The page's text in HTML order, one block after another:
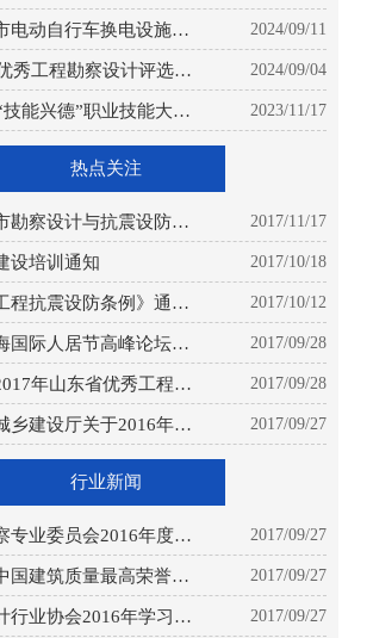
电动自行车换电设施建
2024/09/11
秀工程勘察设计评选获
2024/09/04
能兴德”职业技能大赛
业技能竞赛成绩的公
2023/11/17
热点关注
勘察设计与抗震设防工
2017/11/17
设培训通知 2017/10/18
程抗震设防条例》通过
实施
2017/10/12
国际人居节高峰论坛和
威海成功举办
2017/09/28
年山东省优秀工程勘
2017/09/28
乡建设厅关于2016年度
计企业统计年报工作情
函[2017]29号
2017/09/27
行业新闻
专业委员会2016年度表
度工作会议
2017/09/27
国建筑质量最高荣誉—
2017/09/27
行业协会2016年学习交
2017/09/27